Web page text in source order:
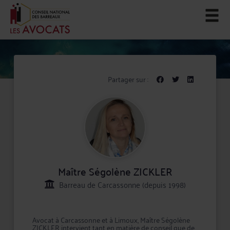
Partager sur :
Maître Ségolène ZICKLER
Barreau de Carcassonne (depuis 1998)
Avocat à Carcassonne et à Limoux, Maître Ségolène
ZICKLER intervient tant en matière de conseil que de